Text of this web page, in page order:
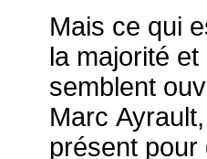
Mais ce qui
la majorité
semblent
Marc
présent pour